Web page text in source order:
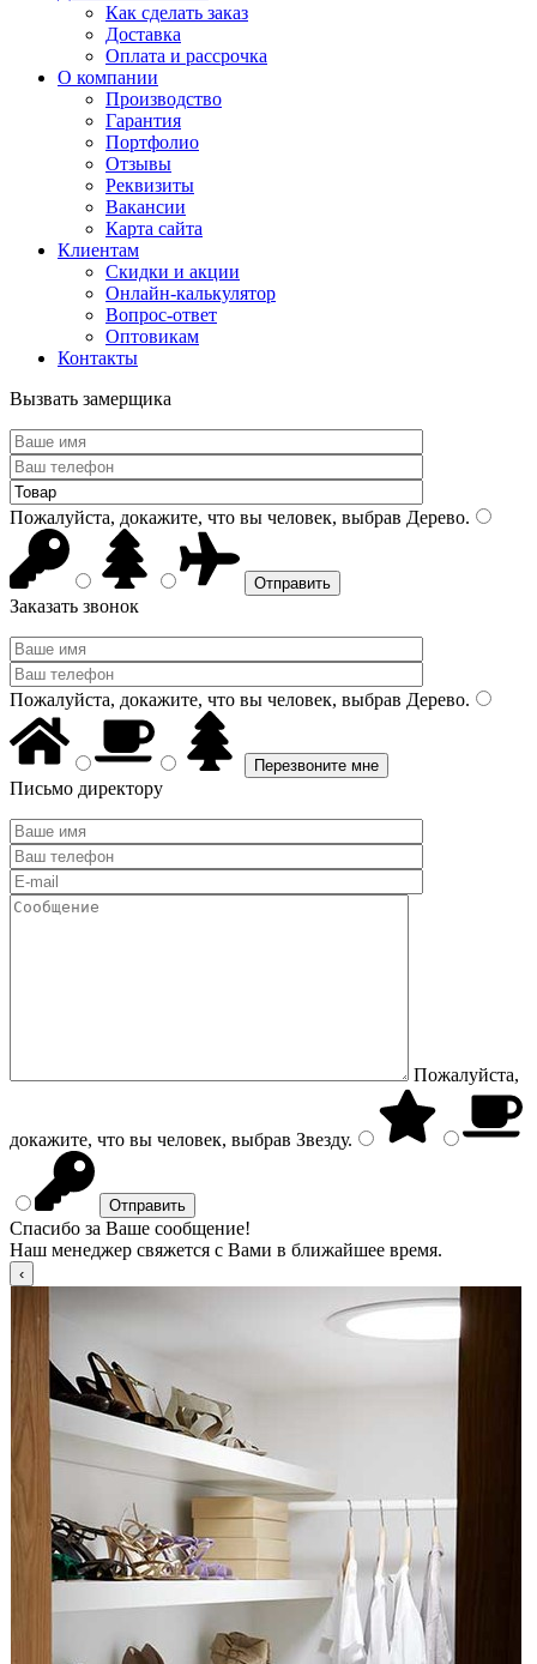
Как сделать заказ
Доставка
Оплата и рассрочка
О компании
Производство
Гарантия
Портфолио
Отзывы
Реквизиты
Вакансии
Карта сайта
Клиентам
Скидки и акции
Онлайн-калькулятор
Вопрос-ответ
Оптовикам
Контакты
Вызвать замерщика
Пожалуйста, докажите, что вы человек, выбрав Дерево.
Заказать звонок
Пожалуйста, докажите, что вы человек, выбрав Дерево.
Письмо директору
Пожалуйста,
докажите, что вы человек, выбрав Звезду.
Спасибо за Ваше сообщение!
Наш менеджер свяжется с Вами в ближайшее время.